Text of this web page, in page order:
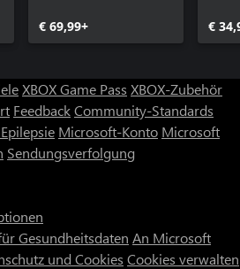
€ 69,99+ €
XBOX Game Pass XBOX-Zubehör
FeedbackCommunity-Standards
Microsoft-Konto Microsoft
Sendungsverfolgung
Gesundheitsdaten An Microsoft
und Cookies Cookies verwalten